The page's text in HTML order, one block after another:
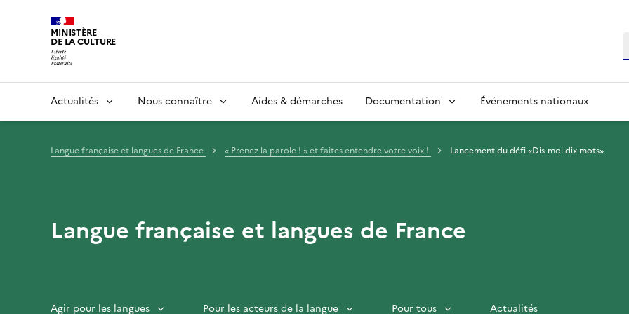
MINISTÈRE
DE LA CULTURE
Actualités Nous connaître Aides & démarches Documentation Événements nationaux
Langue française et langues de France « Prenez la parole ! » et faites entendre votre voix ! Lancement du défi «Dis-moi dix mots»
Langue française et langues de France
Agir pour les langues Pour les acteurs de la langue Pour tous Actualités